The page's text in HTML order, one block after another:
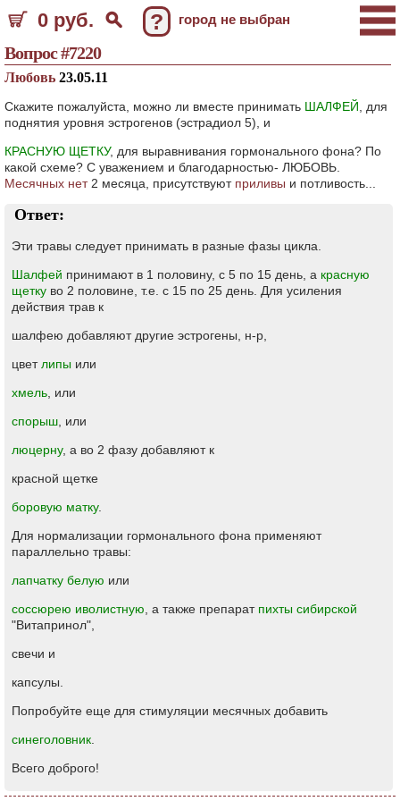
0 руб. ? город не выбран
Вопрос #7220
Любовь 23.05.11
Скажите пожалуйста, можно ли вместе принимать ШАЛФЕЙ , для
поднятия уровня эстрогенов (эстрадиол 5), и
КРАСНУЮ ЩЕТКУ, для выравнивания гормонального фона? По
какой схеме? С уважением и благодарностью- ЛЮБОВЬ.
Месячных нет2 месяца, присутствуют приливы и потливость...
Ответ:
Эти травы следует принимать в разные фазы цикла.
Шалфей принимают в 1 половину, с 5 по 15 день, а красную
щетку во 2 половине, т.е. с 15 по 25 день. Для усиления
действия трав к
шалфею добавляют другие эстрогены, н-р,
цвет липы или
хмель , или
спорыш , или
люцерну, а во 2 фазу добавляют к
красной щетке
боровую матку.
Для нормализации гормонального фона применяют
параллельно травы:
лапчатку белую или
соссюрею иволистную , а также препарат пихты сибирской
"Витапринол",
свечи и
капсулы.
Попробуйте еще для стимуляции месячных добавить
синеголовник
Всего доброго!